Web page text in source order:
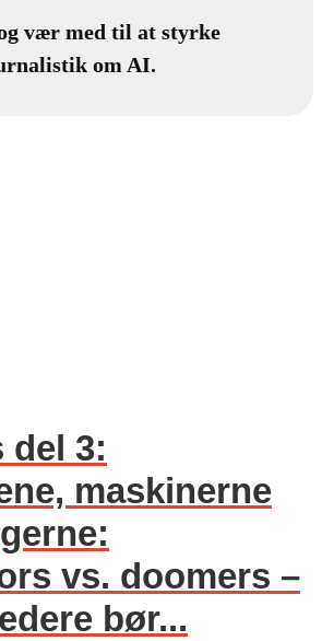
vær med til at styrke
om AI.
del 3:
maskinerne
vs. doomers –
bør...